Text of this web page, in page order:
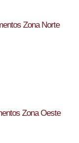
Zona Norte
Zona Oeste